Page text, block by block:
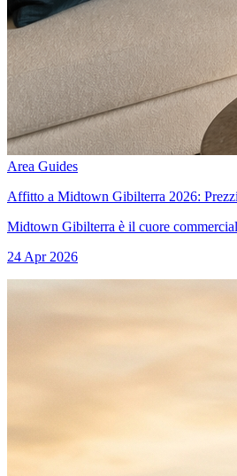
Area Guides
Affitto a Midtown Gibilterra 2026:
Midtown Gibilterra è il cuore
24 Apr 2026